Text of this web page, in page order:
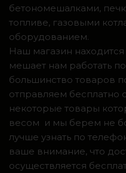
бетономешалками,
топливе, газовыми
оборудованием.
Наш магазин
мешает нам работать
большинство товаров
отправляем бесплатно
некоторые товары
весом и мы берем не
лучше узнать по
ваше внимание, что
осуществляется